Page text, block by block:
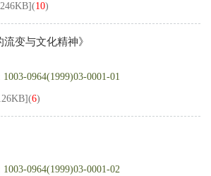
246KB](10)
变与文化精神》
1003-0964(1999)03-0001-01
](6)
1003-0964(1999)03-0001-02